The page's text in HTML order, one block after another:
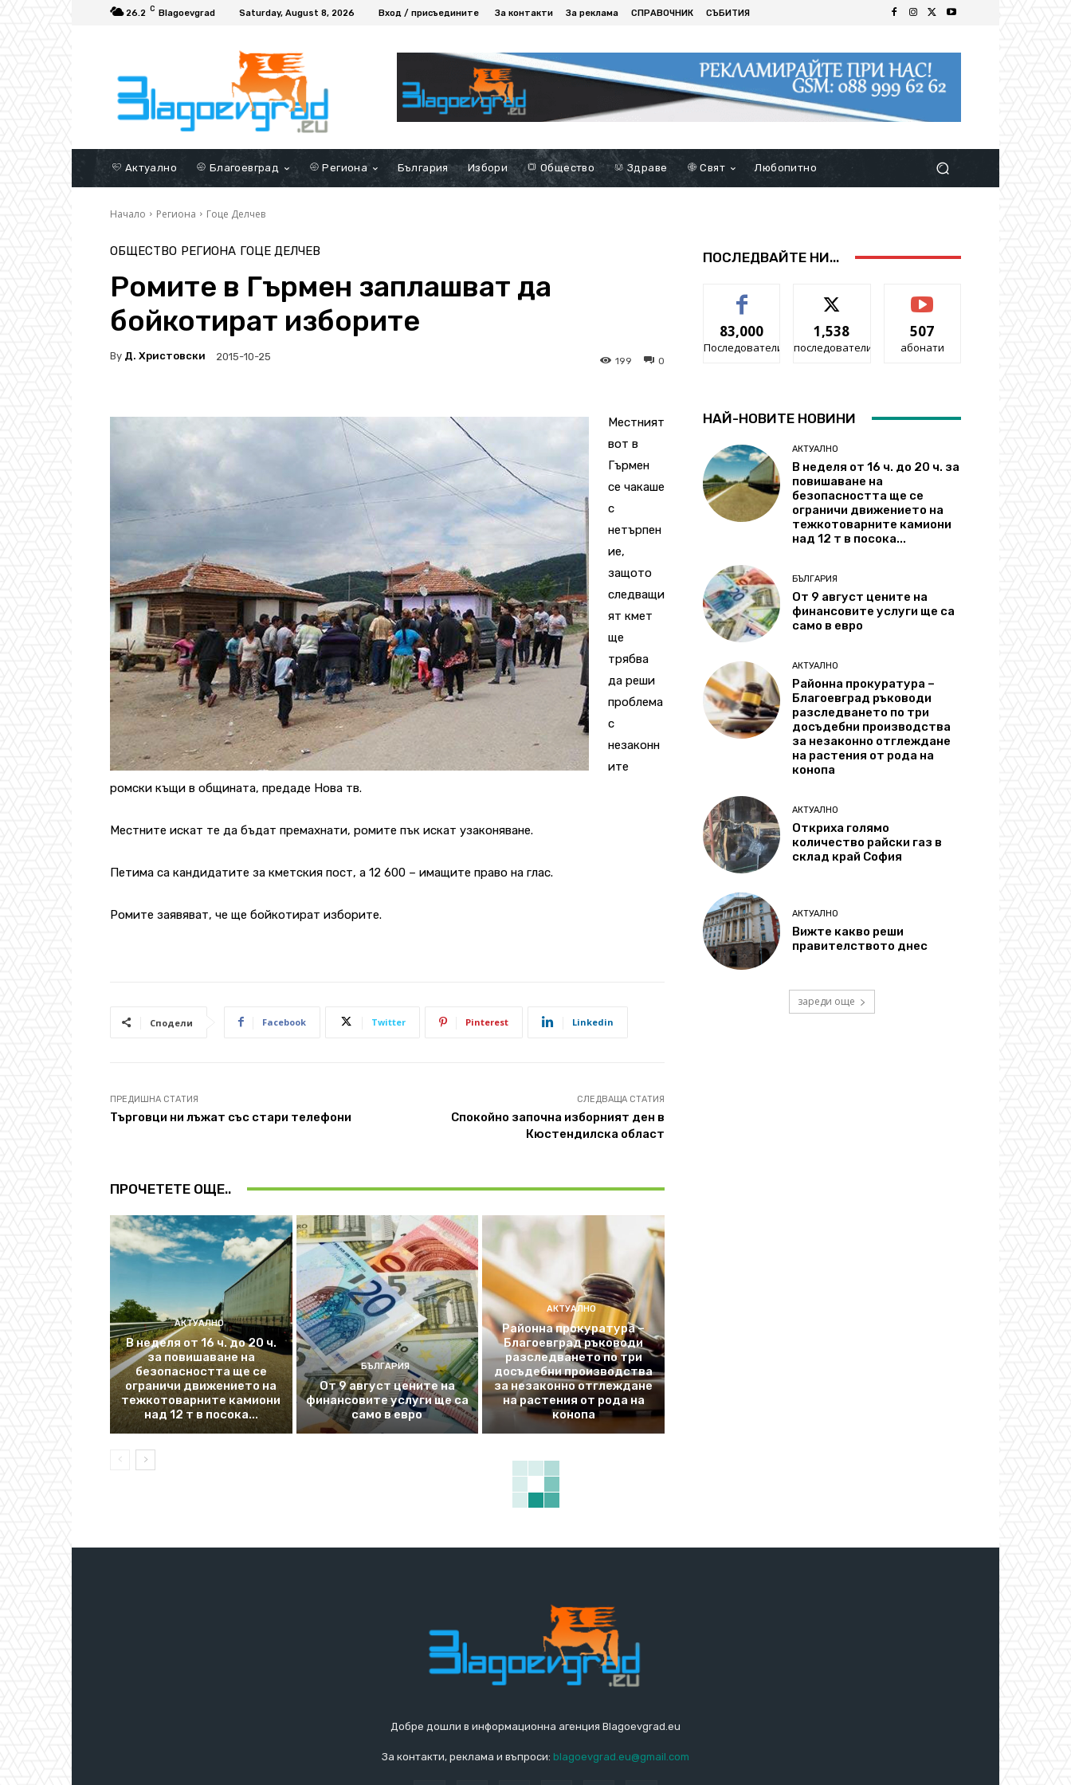
26.2 C Blagoevgrad Saturday, August 8, 2026 Вход / присъедините За контакти За реклама СПРАВОЧНИК СЪБИТИЯ
Актуално Благоевград Региона България Избори Общество Здраве Свят Любопитно
Начало Региона Гоце Делчев
ОБЩЕСТВО РЕГИОНА ГОЦЕ ДЕЛЧЕВ
Ромите в Гърмен заплашват да
бойкотират изборите
By Д. Христовски 2015-10-25 0
199
Местният
вот в
Гърмен
се чакаше
с
нетърпен
ие,
защото
следващи
ят кмет
ще
трябва
да реши
проблема
с
незаконн
ите
ромски къщи в общината, предаде Нова тв.
Местните искат те да бъдат премахнати, ромите пък искат узаконяване.
Петима са кандидатите за кметския пост, а 12 600 – имащите право на глас.
Ромите заявяват, че ще бойкотират изборите.
Сподели Facebook Twitter Pinterest Linkedin
ПРЕДИШНА СТАТИЯ
Търговци ни лъжат със стари телефони
СЛЕДВАЩА СТАТИЯ
Спокойно започна изборният ден в
Кюстендилска област
ПРОЧЕТЕТЕ ОЩЕ..
АКТУАЛНО
В неделя от 16 ч. до 20 ч.
за повишаване на
безопасността ще се
ограничи движението на
тежкотоварните камиони
над 12 т в посока...
БЪЛГАРИЯ
От 9 август цените на
финансовите услуги ще са
само в евро
АКТУАЛНО
Районна прокуратура –
Благоевград ръководи
разследването по три
досъдебни производства
за незаконно отглеждане
на растения от рода на
конопа
ПОСЛЕДВАЙТЕ НИ...
83,000
Последователи
1,538
последователи
507
абонати
НАЙ-НОВИТЕ НОВИНИ
АКТУАЛНО
В неделя от 16 ч. до 20 ч. за
повишаване на
безопасността ще се
ограничи движението на
тежкотоварните камиони
над 12 т в посока...
БЪЛГАРИЯ
От 9 август цените на
финансовите услуги ще са
само в евро
АКТУАЛНО
Районна прокуратура –
Благоевград ръководи
разследването по три
досъдебни производства
за незаконно отглеждане
на растения от рода на
конопа
АКТУАЛНО
Откриха голямо
количество райски газ в
склад край София
АКТУАЛНО
Вижте какво реши
правителството днес
зареди още
Добре дошли в информационна агенция Blagoevgrad.eu
За контакти, реклама и въпроси: blagoevgrad.eu@gmail.com